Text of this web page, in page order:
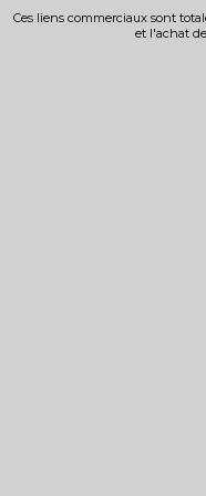
Ces liens commerciaux sont
et l'achat